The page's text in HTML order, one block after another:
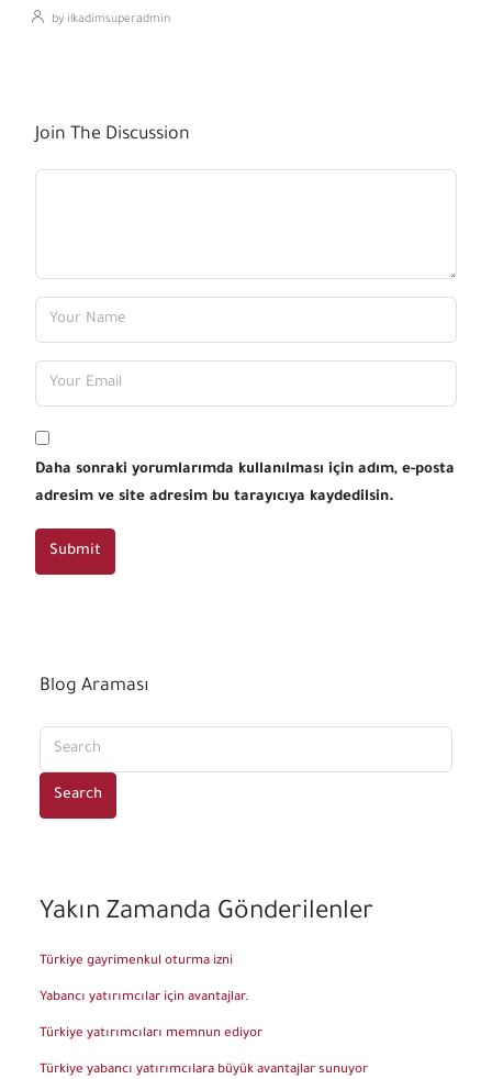
by ilkadimsuperadmin
Join The Discussion
Daha sonraki yorumlarımda kullanılması için adım, e-posta
adresim ve site adresim bu tarayıcıya kaydedilsin.
Submit
Blog Araması
Search
Yakın Zamanda Gönderilenler
Türkiye gayrimenkul oturma izni
Yabancı yatırımcılar için avantajlar.
Türkiye yatırımcıları memnun ediyor
Türkiye yabancı yatırımcılara büyük avantajlar sunuyor